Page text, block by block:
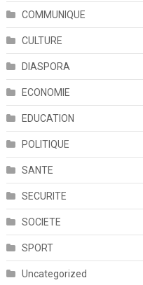
COMMUNIQUE
CULTURE
DIASPORA
ECONOMIE
EDUCATION
POLITIQUE
SANTE
SECURITE
SOCIETE
SPORT
Uncategorized